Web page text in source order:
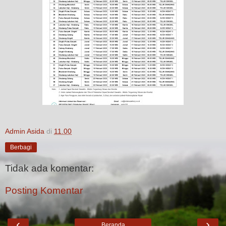
Admin Asida di 11.00
Berbagi
Tidak ada komentar:
Posting Komentar